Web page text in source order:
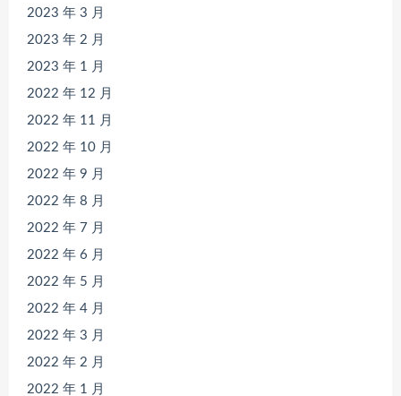
2023 年 3 月
2023 年 2 月
2023 年 1 月
2022 年 12 月
2022 年 11 月
2022 年 10 月
2022 年 9 月
2022 年 8 月
2022 年 7 月
2022 年 6 月
2022 年 5 月
2022 年 4 月
2022 年 3 月
2022 年 2 月
2022 年 1 月